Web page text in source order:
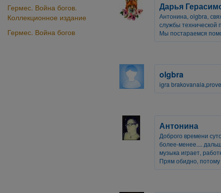
Гермес. Война богов.
Коллекционное издание
Гермес. Война богов
Дарья
Антонина, olgbra,
службы технической
Мы постараемся
olgbra
igra
Антонина
Доброго времени
более-менее....
музыка играет,
Прям обидно,